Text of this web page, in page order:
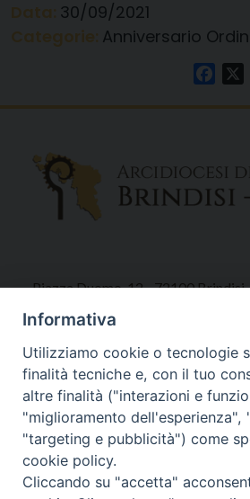
30/09/2021
Anniversario
Piazza Duomo, 12 - 72100 Brindisi
Tel 0831.521958
Fax 0831.528315
Orari Curia
Mar. / Mer. / Giov. ore 9 - 13
nei mesi estivi solo Martedì ore 9 -
Informativa
Utilizziamo cookie o tecnologie
finalità tecniche e, con il tuo
altre finalità ("interazioni e
"miglioramento dell'esperienza",
"targeting e pubblicità") come
cookie policy.
Cliccando su "accetta"